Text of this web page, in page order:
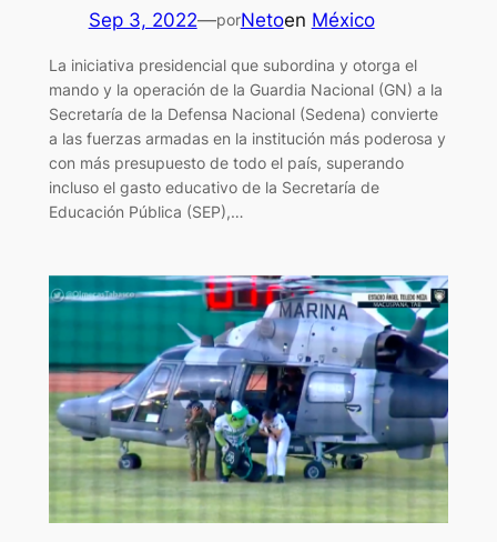
Sep 3, 2022—porNetoen México
La iniciativa presidencial que subordina y otorga el
mando y la operación de la Guardia Nacional (GN) a la
Secretaría de la Defensa Nacional (Sedena) convierte
a las fuerzas armadas en la institución más poderosa y
con más presupuesto de todo el país, superando
incluso el gasto educativo de la Secretaría de
Educación Pública (SEP),…